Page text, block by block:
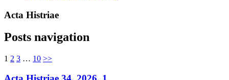
Acta Histriae
Posts navigation
1 2 3 … 10 >>